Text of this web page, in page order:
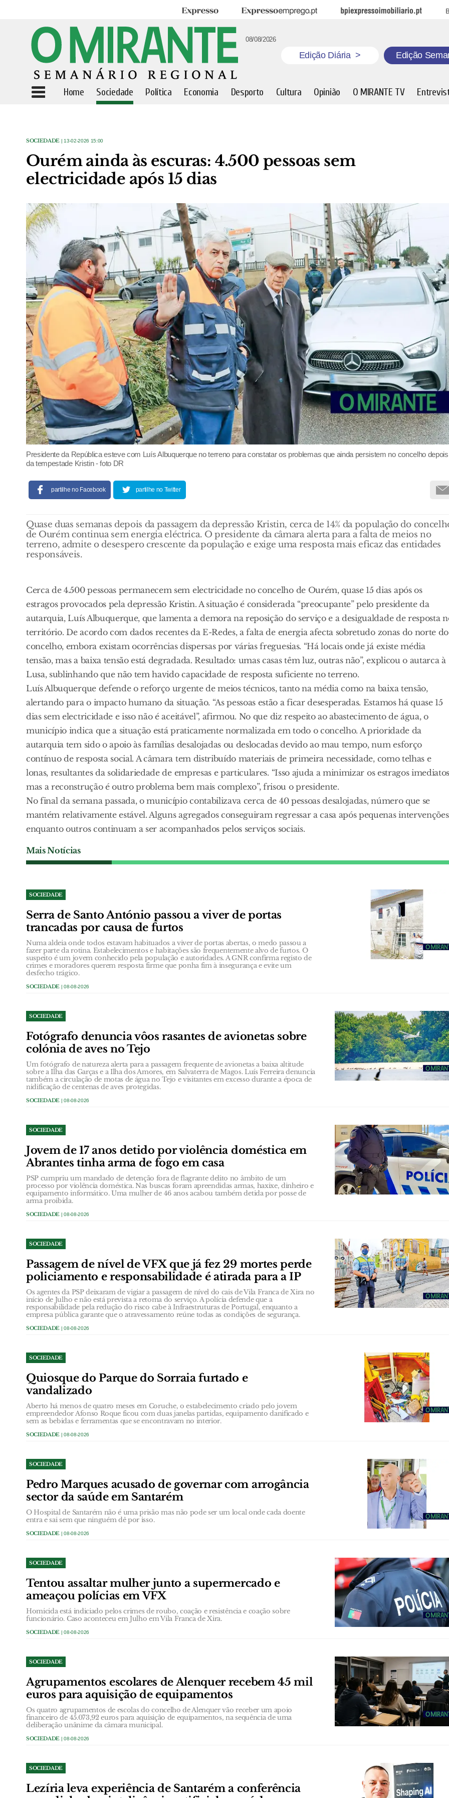
Expresso Expresso Emprego BPI Expresso Imobiliário
08/08/2026
Edição Diária > Edição
Home Sociedade Política Economia Desporto Cultura Opinião O MIRANTE TV
SOCIEDADE | 13-02-2026 15:00
Ourém ainda às escuras: 4.500 pessoas sem
electricidade após 15 dias
Presidente da República esteve com Luís Albuquerque no terreno para constatar os problemas que ainda persistem no concelho depois
da tempestade Kristin - foto DR
partilhe no Facebook partilhe no Twitter
Quase duas semanas depois da passagem da depressão Kristin, cerca de 14% da população do
de Ourém continua sem energia eléctrica. O presidente da câmara alerta para a falta de meios no
terreno, admite o desespero crescente da população e exige uma resposta mais eficaz das entidades
responsáveis.
Cerca de 4.500 pessoas permanecem sem electricidade no concelho de Ourém, quase 15 dias após os
estragos provocados pela depressão Kristin. A situação é considerada “preocupante” pelo presidente da
autarquia, Luís Albuquerque, que lamenta a demora na reposição do serviço e a desigualdade de resposta
território. De acordo com dados recentes da E-Redes, a falta de energia afecta sobretudo zonas do norte do
concelho, embora existam ocorrências dispersas por várias freguesias. “Há locais onde já existe média
tensão, mas a baixa tensão está degradada. Resultado: umas casas têm luz, outras não”, explicou o autarca à
Lusa, sublinhando que não tem havido capacidade de resposta suficiente no terreno.
Luís Albuquerque defende o reforço urgente de meios técnicos, tanto na média como na baixa tensão,
alertando para o impacto humano da situação. “As pessoas estão a ficar desesperadas. Estamos há quase 15
dias sem electricidade e isso não é aceitável”, afirmou. No que diz respeito ao abastecimento de água, o
município indica que a situação está praticamente normalizada em todo o concelho. A prioridade da
autarquia tem sido o apoio às famílias desalojadas ou deslocadas devido ao mau tempo, num esforço
contínuo de resposta social. A câmara tem distribuído materiais de primeira necessidade, como telhas e
lonas, resultantes da solidariedade de empresas e particulares. “Isso ajuda a minimizar os estragos
mas a reconstrução é outro problema bem mais complexo”, frisou o presidente.
No final da semana passada, o município contabilizava cerca de 40 pessoas desalojadas, número que se
mantém relativamente estável. Alguns agregados conseguiram regressar a casa após pequenas
enquanto outros continuam a ser acompanhados pelos serviços sociais.
Mais Notícias
SOCIEDADE
Serra de Santo António passou a viver de portas
trancadas por causa de furtos
Numa aldeia onde todos estavam habituados a viver de portas abertas, o medo passou a
fazer parte da rotina. Estabelecimentos e habitações são frequentemente alvo de furtos. O
suspeito é um jovem conhecido pela população e autoridades. A GNR confirma registo de
crimes e moradores querem resposta firme que ponha fim à insegurança e evite um
desfecho trágico.
SOCIEDADE | 08-08-2026
SOCIEDADE
Fotógrafo denuncia vôos rasantes de avionetas sobre
colónia de aves no Tejo
Um fotógrafo de natureza alerta para a passagem frequente de avionetas a baixa altitude
sobre a Ilha das Garças e a Ilha dos Amores, em Salvaterra de Magos. Luís Ferreira denuncia
também a circulação de motas de água no Tejo e visitantes em excesso durante a época de
nidificação de centenas de aves protegidas.
SOCIEDADE | 08-08-2026
SOCIEDADE
Jovem de 17 anos detido por violência doméstica em
Abrantes tinha arma de fogo em casa
PSP cumpriu um mandado de detenção fora de flagrante delito no âmbito de um
processo por violência doméstica. Nas buscas foram apreendidas armas, haxixe, dinheiro e
equipamento informático. Uma mulher de 46 anos acabou também detida por posse de
arma proibida.
SOCIEDADE | 08-08-2026
SOCIEDADE
Passagem de nível de VFX que já fez 29 mortes perde
policiamento e responsabilidade é atirada para a IP
Os agentes da PSP deixaram de vigiar a passagem de nível do cais de Vila Franca de Xira no
início de Julho e não está prevista a retoma do serviço. A polícia defende que a
responsabilidade pela redução do risco cabe à Infraestruturas de Portugal, enquanto a
empresa pública garante que o atravessamento reúne todas as condições de segurança.
SOCIEDADE | 08-08-2026
SOCIEDADE
Quiosque do Parque do Sorraia furtado e
vandalizado
Aberto há menos de quatro meses em Coruche, o estabelecimento criado pelo jovem
empreendedor Afonso Roque ficou com duas janelas partidas, equipamento danificado e
sem as bebidas e ferramentas que se encontravam no interior.
SOCIEDADE | 08-08-2026
SOCIEDADE
Pedro Marques acusado de governar com arrogância
sector da saúde em Santarém
O Hospital de Santarém não é uma prisão mas não pode ser um local onde cada doente
entra e sai sem que ninguém dê por isso.
SOCIEDADE | 08-08-2026
SOCIEDADE
Tentou assaltar mulher junto a supermercado e
ameaçou polícias em VFX
Homicida está indiciado pelos crimes de roubo, coação e resistência e coação sobre
funcionário. Caso aconteceu em Julho em Vila Franca de Xira.
SOCIEDADE | 08-08-2026
SOCIEDADE
Agrupamentos escolares de Alenquer recebem 45 mil
euros para aquisição de equipamentos
Os quatro agrupamentos de escolas do concelho de Alenquer vão receber um apoio
financeiro de 45.073,92 euros para aquisição de equipamentos, na sequência de uma
deliberação unânime da câmara municipal.
SOCIEDADE | 08-08-2026
SOCIEDADE
Lezíria leva experiência de Santarém a conferência